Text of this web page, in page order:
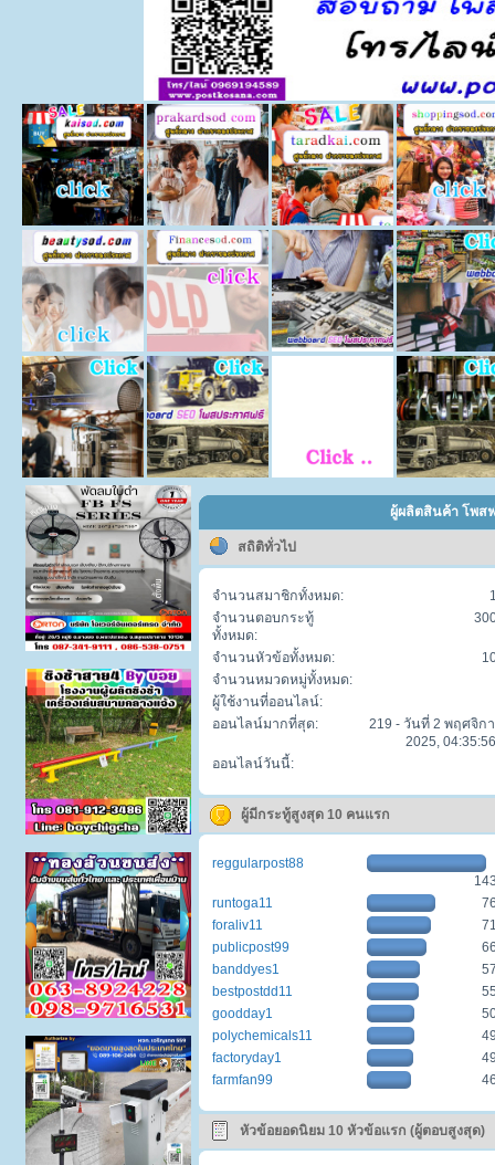
ผู้ผลิตสินค้า โพส
สถิติทั่วไป
จำนวนสมาชิกทั้งหมด:
จำนวนตอบกระทู้
ทั้งหมด:
จำนวนหัวข้อทั้งหมด:
จำนวนหมวดหมู่ทั้งหมด:
ผู้ใช้งานที่ออนไลน์:
ออนไลน์มากที่สุด:
219 - วันที่ 2 พฤศจิก
2025,
ออนไลน์วันนี้:
ผู้มีกระทู้สูงสุด 10 คนแรก
reggularpost88
runtoga11
foraliv11
publicpost99
banddyes1
bestpostdd11
goodday1
polychemicals11
factoryday1
farmfan99
หัวข้อยอดนิยม 10 หัวข้อแรก (ผู้ตอบสูงสุด)